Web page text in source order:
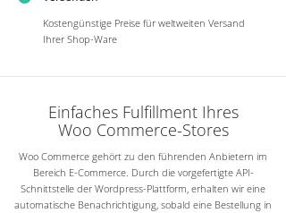
Kostengünstige Preise für weltweiten Versand
Ihrer Shop-Ware
Einfaches Fulfillment Ihres
Woo Commerce-Stores
Woo Commerce gehört zu den führenden Anbietern im
Bereich E-Commerce. Durch die vorgefertigte API-
Schnittstelle der Wordpress-Plattform, erhalten wir eine
automatische Benachrichtigung, sobald eine Bestellung in